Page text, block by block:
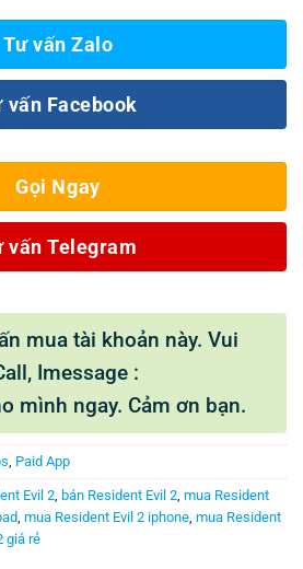
Tư vấn Zalo
vấn Facebook
Gọi Ngay
vấn Telegram
mua tài khoản này. Vui
Imessage :
mình ngay. Cảm ơn bạn.
Paid App
Evil 2 bán Resident Evil 2 mua Resident
mua Resident Evil 2 iphone mua Resident
giá rẻ